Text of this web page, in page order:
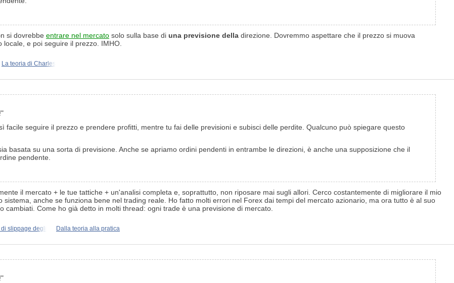
si dovrebbe entrare nel mercato solo sulla base di una previsione della direzione. Dovremmo aspettare che il prezzo si muova
e poi seguire il prezzo. IMHO.
La teoria di Charles
facile seguire il prezzo e prendere profitti, mentre tu fai delle previsioni e subisci delle perdite. Qualcuno può spiegare questo
basata su una sorta di previsione. Anche se apriamo ordini pendenti in entrambe le direzioni, è anche una supposizione che il
pendente.
il mercato + le tue tattiche + un'analisi completa e, soprattutto, non riposare mai sugli allori. Cerco costantemente di migliorare il mio
anche se funziona bene nel trading reale. Ho fatto molti errori nel Forex dai tempi del mercato azionario, ma ora tutto è al suo
cambiati. Come ho già detto in molti thread: ogni trade è una previsione di mercato.
slippage degli Dalla teoria alla pratica